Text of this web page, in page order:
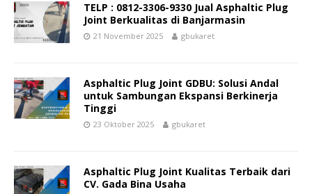
TELP : 0812-3306-9330 Jual Asphaltic Plug
Joint Berkualitas di Banjarmasin
21 November 2025 gbukaret
Asphaltic Plug Joint GDBU: Solusi Andal
untuk Sambungan Ekspansi Berkinerja
Tinggi
23 Oktober 2025 gbukaret
Asphaltic Plug Joint Kualitas Terbaik dari
CV. Gada Bina Usaha